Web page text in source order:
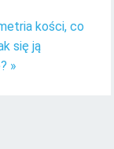
kości, co
się ją
»